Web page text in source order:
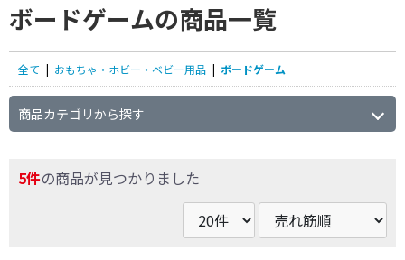
ボードゲームの商品一覧
全て | おもちゃ・ホビー・ベビー用品 | ボードゲーム
商品カテゴリから探す
5件の商品が見つかりました